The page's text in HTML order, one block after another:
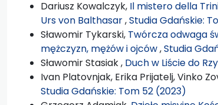
Dariusz Kowalczyk, Il mistero della
Urs von Balthasar,Studia Gdańskie:
Sławomir Tykarski, Twórcza odwaga
mężczyzn, mężów i ojców,Studia
Sławomir Stasiak , Duch w Liście do
Ivan Platovnjak, Erika Prijatelj, Vinko
Studia Gdańskie: Tom 52 (2023)